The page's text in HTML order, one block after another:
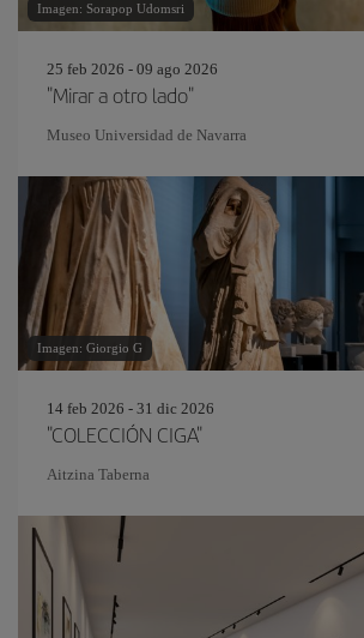
Imagen: Sorapop Udomsri
25 feb 2026 - 09 ago 2026
"Mirar a otro lado"
Museo Universidad de Navarra
Imagen: Giorgio G
14 feb 2026 - 31 dic 2026
"COLECCIÓN CIGA"
Aitzina Taberna